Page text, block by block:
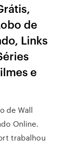
de
Links
e
de Wall
Online.
trabalhou